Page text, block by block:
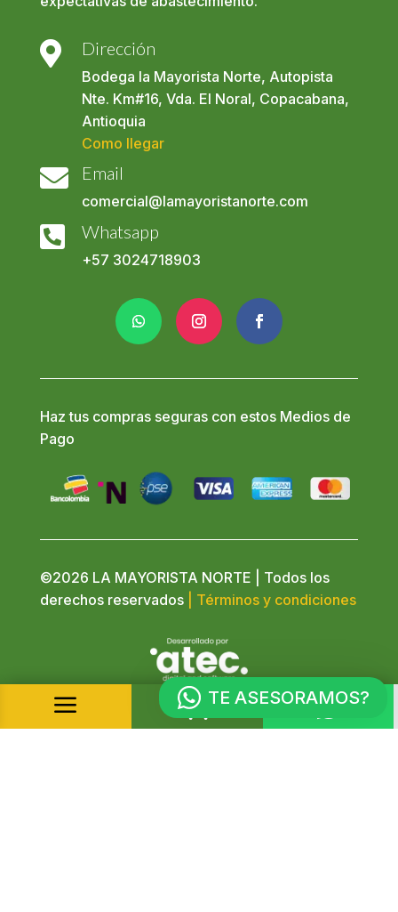
 Dirección
Bodega la Mayorista Norte, Autopista
Nte. Km#16, Vda. El Noral, Copacabana,
Antioquia
Como llegar
 Email
comercial@lamayoristanorte.com
 Whatsapp
+57 3024718903
Haz tus compras seguras con estos Medios de
Pago
©2026 LA MAYORISTA NORTE | Todos los
derechos reservados
| Términos y condiciones
a  
TE ASESORAMOS?